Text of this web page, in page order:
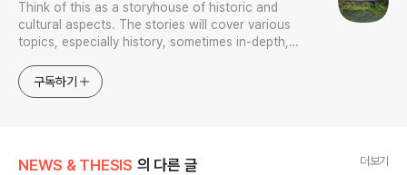
Think of this as a storyhouse of historic and
cultural aspects. The stories will cover various
topics, especially history, sometimes in-depth,
approach will be to resist any common sense or
generalized viewpoint
구독하기
NEWS & THESIS 의 다른 글 더보기